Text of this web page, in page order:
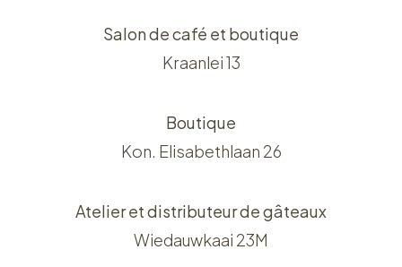
Salon de café et boutique
Kraanlei 13
Boutique
Kon. Elisabethlaan 26
Atelier et distributeur de gâteaux
Wiedauwkaai 23M